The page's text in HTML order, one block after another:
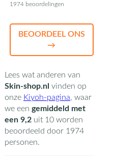
1974 beoordelingen
BEOORDEEL ONS
→
Lees wat anderen van
Skin-shop.nl vinden op
onze Kiyoh-pagina, waar
we een gemiddeld met
een 9,2uit 10worden
beoordeeld door 1974
personen.